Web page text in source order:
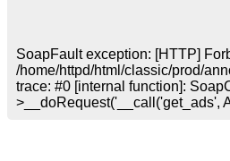
SoapFault exception: [HTTP]
/home/httpd/html/classic/prod/
trace: #0 [internal function]:
>__doRequest(' __call('get_ads',